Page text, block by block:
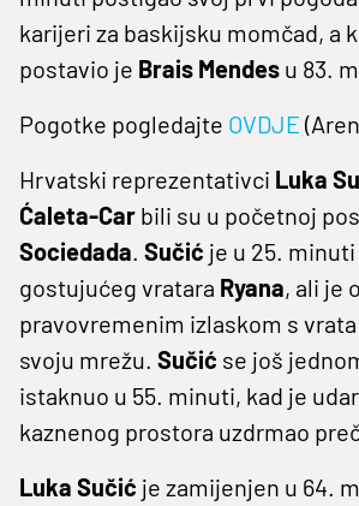
karijeri za baskijsku momčad, a
postavio je Brais Mendes u 83.
Pogotke pogledajte OVDJE
Hrvatski reprezentativci Luka
Ćaleta-Car bili su u početnoj
Sociedada. Sučić je u 25.
gostujućeg vratara Ryana, ali je
pravovremenim izlaskom s
svoju mrežu. Sučić se još
istaknuo u 55. minuti, kad je
kaznenog prostora uzdrmao
Luka Sučić je zamijenjen u 64.